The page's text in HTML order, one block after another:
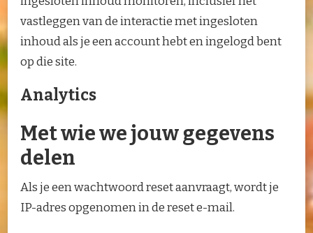
vastleggen van de interactie met ingesloten
inhoud als je een account hebt en ingelogd bent
op die site.
Analytics
Met wie we jouw gegevens
delen
Als je een wachtwoord reset aanvraagt, wordt je
IP-adres opgenomen in de reset e-mail.